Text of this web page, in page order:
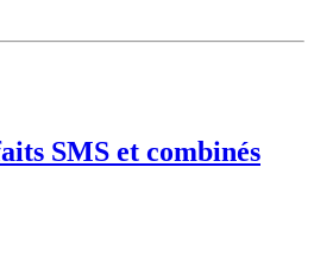
SMS et combinés